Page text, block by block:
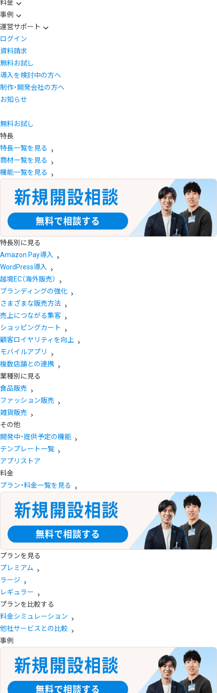
料金
事例
運営サポート
ログイン
資料請求
無料お試し
導入を検討中の方へ
制作・開発会社の方へ
お知らせ
無料お試し
特長
特長一覧を見る
商材一覧を見る
機能一覧を見る
特長別に見る
Amazon Pay導入
WordPress導入
越境EC（海外販売）
ブランディングの強化
さまざまな販売方法
売上につながる集客
ショッピングカート
顧客ロイヤリティを向上
モバイルアプリ
複数店舗との連携
業種別に見る
食品販売
ファッション販売
雑貨販売
その他
開発中・提供予定の機能
テンプレート一覧
アプリストア
料金
プラン・料金一覧を見る
プランを見る
プレミアム
ラージ
レギュラー
プランを比較する
料金シミュレーション
他社サービスとの比較
事例